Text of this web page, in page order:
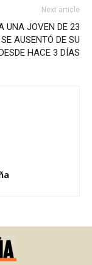
Next article
UNA JOVEN DE 23
AUSENTÓ DE SU
HACE 3 DÍAS